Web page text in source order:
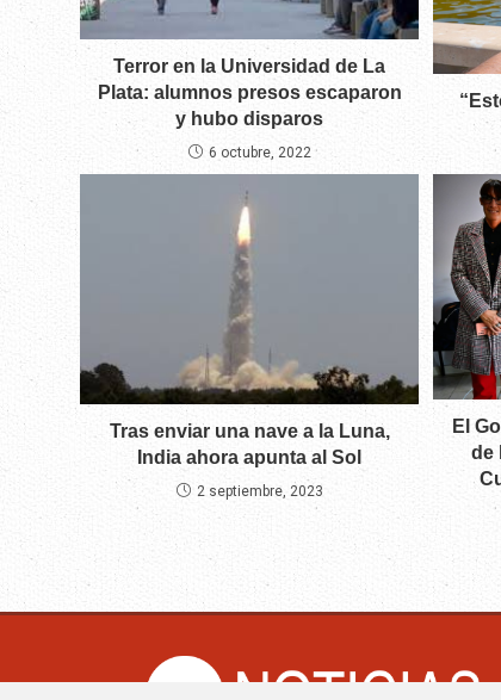
Terror en la Universidad de La
Plata: alumnos presos escaparon
y hubo disparos
6 octubre, 2022
Tras enviar una nave a la Luna,
India ahora apunta al Sol
2 septiembre, 2023
El
de